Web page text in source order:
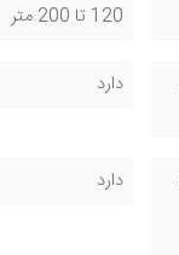
120 تا 200 متر
دارد
دارد